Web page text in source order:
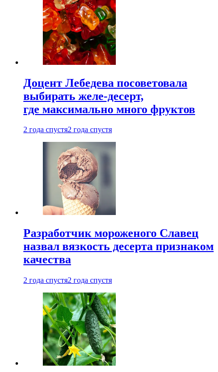
Доцент Лебедева посоветовала
выбирать желе-десерт,
где максимально много фруктов
2 года спустя2 года спустя
Разработчик мороженого Славец
назвал вязкость десерта признаком
качества
2 года спустя2 года спустя